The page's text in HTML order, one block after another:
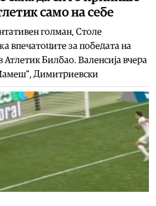
само на себе
голман, Столе
впечатоците за победата на
Атлетик Билбао. Валенсија вчера
Димитриевски